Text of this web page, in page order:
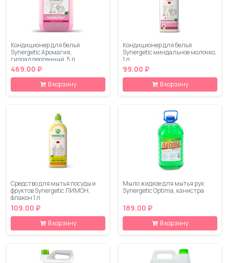
Кондиционер для белья
Synergetic Аромагия,
гипоаллергенный, 5 л
469.00 ₽
В корзину
Кондиционер для белья
Synergetic миндальное молочко,
1 л
99.00 ₽
В корзину
Средство для мытья посуды и
фруктов Synergetic ЛИМОН,
флакон 1 л
109.00 ₽
В корзину
Мыло жидкое для мытья рук
Synergetic Optima, канистра
189.00 ₽
В корзину